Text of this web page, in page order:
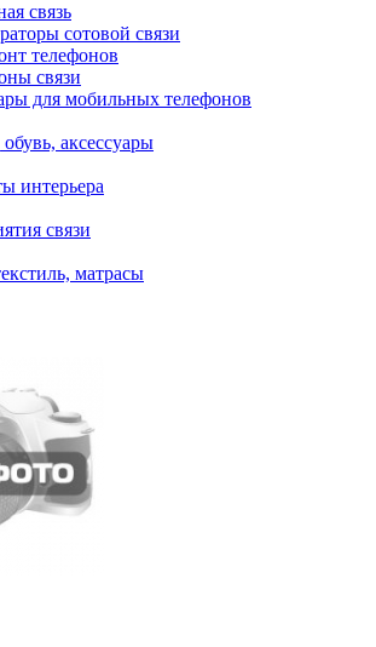
связь
сотовой связи
телефонов
связи
для мобильных телефонов
аксессуары
интерьера
связи
матрасы